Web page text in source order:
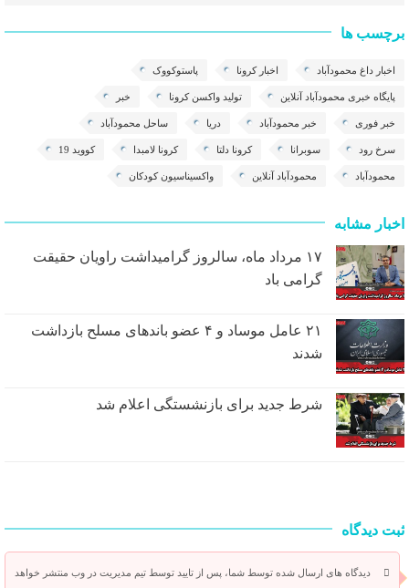
برچسب ها
اخبار داغ محمودآباد اخبار کرونا پاستوکووک
پایگاه خبری محمودآباد آنلاین تولید واکسن کرونا خبر
خبر فوری خبر محمودآباد دریا ساحل محمودآباد
سرخ رود سوبرانا کرونا دلتا کرونا لامبدا کووید 19
محمودآباد محمودآباد آنلاین واکسیناسیون کودکان
اخبار مشابه
۱۷ مرداد ماه، سالروز گرامیداشت راویان حقیقت
گرامی باد
۲۱ عامل موساد و ۴ عضو باند‌های مسلح بازداشت
شدند
شرط جدید برای بازنشستگی اعلام شد
ثبت دیدگاه
دیدگاه های ارسال شده توسط شما، پس از تایید توسط تیم مدیریت در وب منتشر خواهد